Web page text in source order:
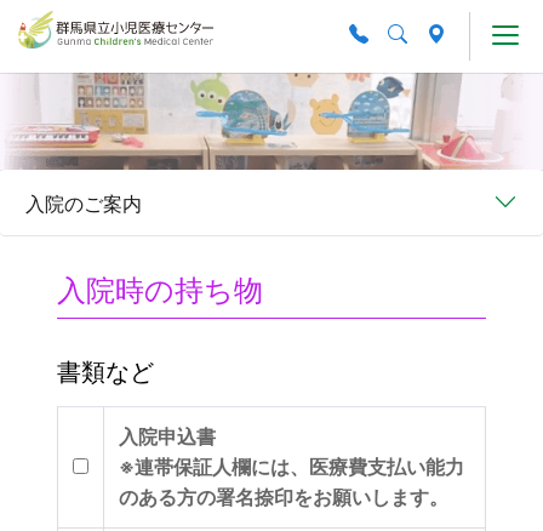
Skip to main content
入院のご案内
入院時の持ち物
書類など
入院申込書
※連帯保証人欄には、医療費支払い能力
のある方の署名捺印をお願いします。